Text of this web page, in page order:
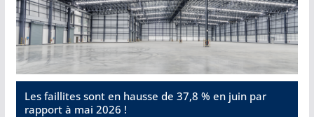
Les faillites sont en hausse de 37,8 % en juin par
rapport à mai 2026 !